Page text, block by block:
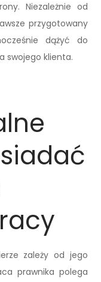
Niezależnie od
przygotowany
dążyć do
swojego klienta.
zależy od jego
prawnika polega